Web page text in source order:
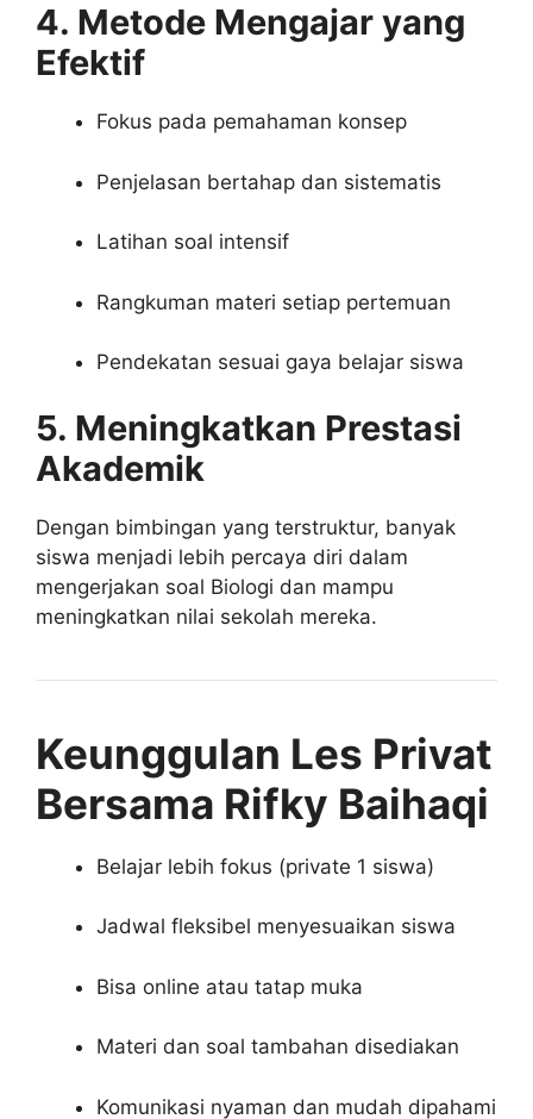
4. Metode Mengajar yang
Efektif
Fokus pada pemahaman konsep
Penjelasan bertahap dan sistematis
Latihan soal intensif
Rangkuman materi setiap pertemuan
Pendekatan sesuai gaya belajar siswa
5. Meningkatkan Prestasi
Akademik
Dengan bimbingan yang terstruktur, banyak
siswa menjadi lebih percaya diri dalam
mengerjakan soal Biologi dan mampu
meningkatkan nilai sekolah mereka.
Keunggulan Les Privat
Bersama Rifky Baihaqi
Belajar lebih fokus (private 1 siswa)
Jadwal fleksibel menyesuaikan siswa
Bisa online atau tatap muka
Materi dan soal tambahan disediakan
Komunikasi nyaman dan mudah dipahami